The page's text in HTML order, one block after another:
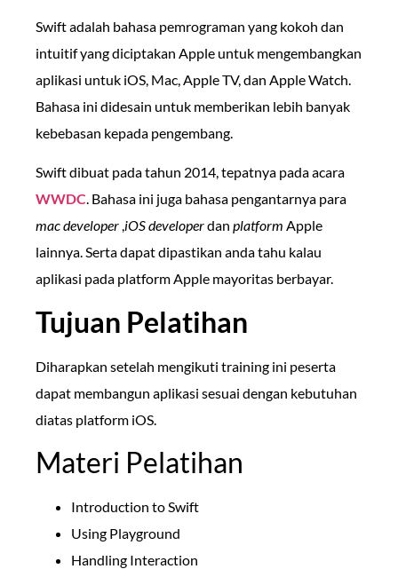
Swift adalah bahasa pemrograman yang kokoh dan
intuitif yang diciptakan Apple untuk mengembangkan
aplikasi untuk iOS, Mac, Apple TV, dan Apple Watch.
Bahasa ini didesain untuk memberikan lebih banyak
kebebasan kepada pengembang.
Swift dibuat pada tahun 2014, tepatnya pada acara
WWDC. Bahasa ini juga bahasa pengantarnya para
mac developer ,iOS developerdan platform Apple
lainnya. Serta dapat dipastikan anda tahu kalau
aplikasi pada platform Apple mayoritas berbayar.
Tujuan Pelatihan
Diharapkan setelah mengikuti training ini peserta
dapat membangun aplikasi sesuai dengan kebutuhan
diatas platform iOS.
Materi Pelatihan
Introduction to Swift
Using Playground
Handling Interaction